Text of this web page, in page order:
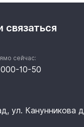
связаться
сейчас:
10-50
ул. Канунникова д